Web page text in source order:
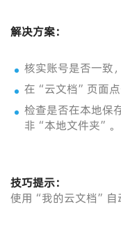
解决方案：
核实账号是否一致
在“云文档”页面
检查是否在本地保
非“本地文件夹”。
技巧提示：
使用“我的云文档”自